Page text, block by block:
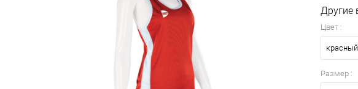
Другие
Цвет :
красный
Размер :